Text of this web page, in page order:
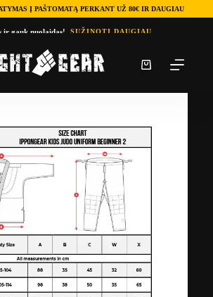
Į PAŠTOMATĄ PERKANT UŽ 80€ IR DAUGIAU
ir gauk nuolaidas! SUŽINOTI DAUGIAU
Shopping
cart